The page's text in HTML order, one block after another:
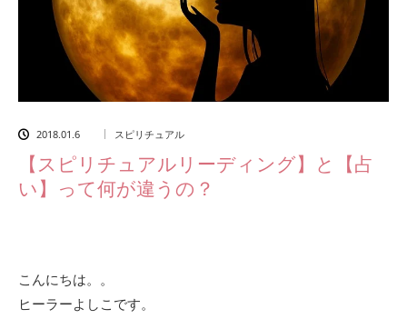
2018.01.6 スピリチュアル
【スピリチュアルリーディング】と【占
い】って何が違うの？
こんにちは。。
ヒーラーよしこです。